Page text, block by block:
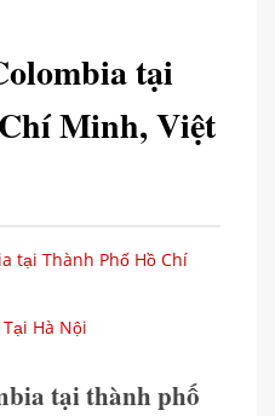
tại
Minh, Việt
tại Thành Phố Hồ Chí
Hà Nội
tại thành phố